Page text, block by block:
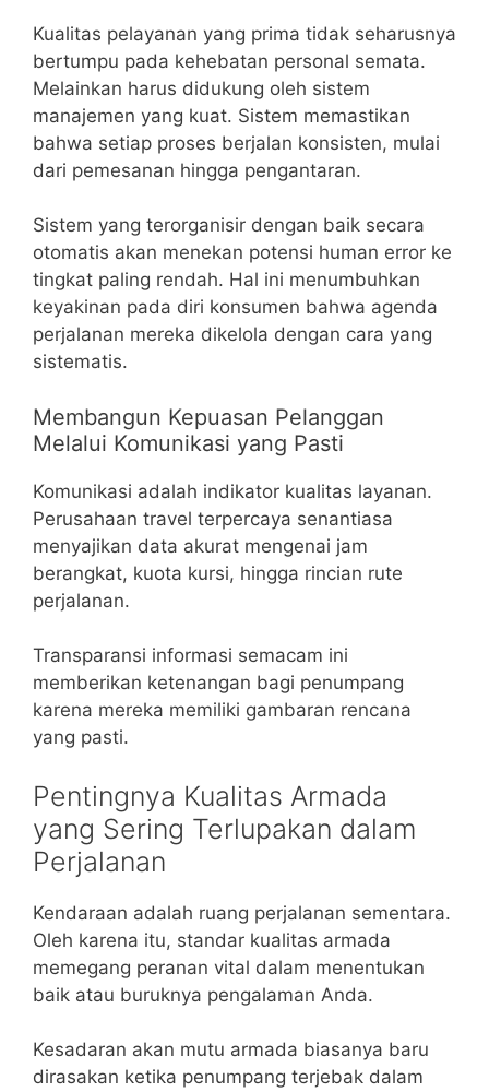
Kualitas pelayanan yang prima tidak seharusnya
bertumpu pada kehebatan personal semata.
Melainkan harus didukung oleh sistem
manajemen yang kuat. Sistem memastikan
bahwa setiap proses berjalan konsisten, mulai
dari pemesanan hingga pengantaran.
Sistem yang terorganisir dengan baik secara
otomatis akan menekan potensi human error ke
tingkat paling rendah. Hal ini menumbuhkan
keyakinan pada diri konsumen bahwa agenda
perjalanan mereka dikelola dengan cara yang
sistematis.
Membangun Kepuasan Pelanggan
Melalui Komunikasi yang Pasti
Komunikasi adalah indikator kualitas layanan.
Perusahaan travel terpercaya senantiasa
menyajikan data akurat mengenai jam
berangkat, kuota kursi, hingga rincian rute
perjalanan.
Transparansi informasi semacam ini
memberikan ketenangan bagi penumpang
karena mereka memiliki gambaran rencana
yang pasti.
Pentingnya Kualitas Armada
yang Sering Terlupakan dalam
Perjalanan
Kendaraan adalah ruang perjalanan sementara.
Oleh karena itu, standar kualitas armada
memegang peranan vital dalam menentukan
baik atau buruknya pengalaman Anda.
Kesadaran akan mutu armada biasanya baru
dirasakan ketika penumpang terjebak dalam